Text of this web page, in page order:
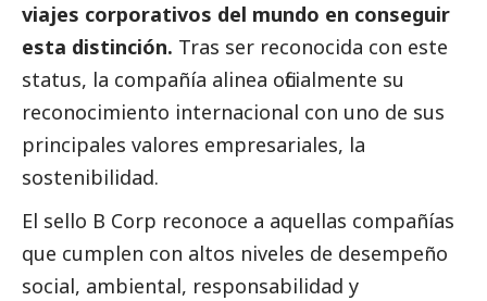
viajes corporativos del mundo en conseguir
esta distinción. Tras ser reconocida con este
status, la compañía alinea oficialmente su
reconocimiento internacional con uno de sus
principales valores empresariales, la
sostenibilidad.
El sello B Corp reconoce a aquellas compañías
que cumplen con altos niveles de desempeño
social, ambiental, responsabilidad y